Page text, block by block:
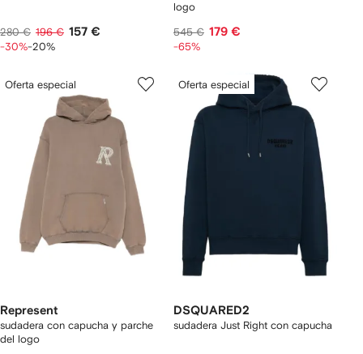
280 € 196 € 157 €
-30%-20%
logo
545 € 179 €
-65%
Oferta especial
Represent
sudadera con capucha y parche
del logo
Oferta especial
DSQUARED2
sudadera Just Right con capucha